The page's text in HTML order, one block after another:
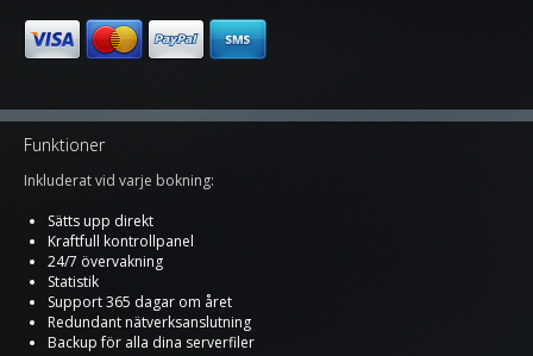
Funktioner
Inkluderat vid varje bokning:
Sätts upp direkt
Kraftfull kontrollpanel
24/7 övervakning
Statistik
Support 365 dagar om året
Redundant nätverksanslutning
Backup för alla dina serverfiler